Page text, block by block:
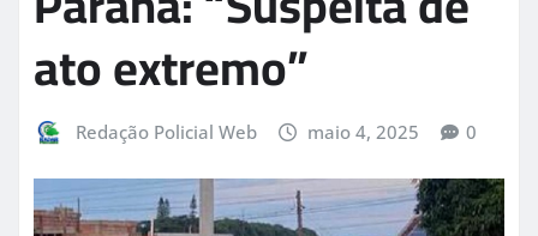
ato extremo”
Redação Policial Web maio 4, 2025 0